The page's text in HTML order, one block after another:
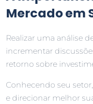
Mercado em
Realizar uma análise
incrementar
retorno sobre
Conhecendo seu
e direcionar melhor